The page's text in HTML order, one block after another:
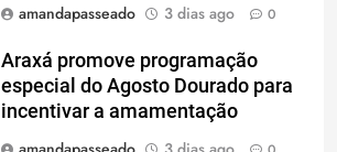
amandapasseado
3 dias ago 0
Araxá promove programação
especial do Agosto Dourado para
incentivar a amamentação